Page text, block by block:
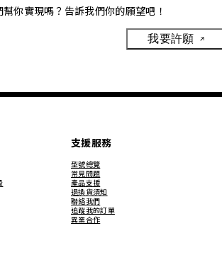
你實現嗎？告訴我們你的願望吧！
我要許願
支援服務
型號總覽
常見問題
產品支援
退換貨須知
聯絡我們
追蹤我的訂單
異業合作